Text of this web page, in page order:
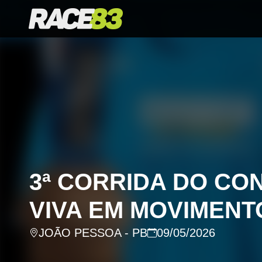
3ª CORRIDA DO
VIVA EM
JOÃO PESSOA - PB 09/05/2026